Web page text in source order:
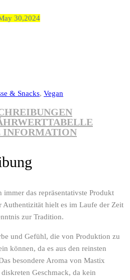
30,2024
& Snacks, Vegan
INFORMATION
das repräsentativste Produkt
hielt es im Laufe der Zeit
zur Tradition.
und Gefühl, die von Produktion zu
können, da es aus den reinsten
besondere Aroma von Mastix
Geschmack, da kein